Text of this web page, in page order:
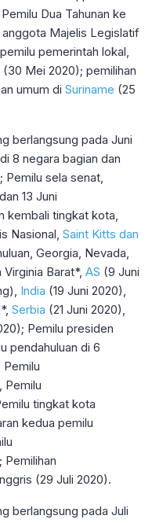
Dua Tahunan ke
Majelis Legislatif
pemerintah lokal,
(30 Mei 2020); pemilihan
umum di Suriname (25
berlangsung pada Juni
8 negara bagian dan
Pemilu sela senat,
13 Juni
kembali tingkat kota,
Nasional, Saint Kitts dan
Georgia, Nevada,
Barat*, AS (9 Juni
India (19 Juni 2020),
Serbia (21 Juni 2020),
Pemilu presiden
pendahuluan di 6
Pemilu
tingkat kota
kedua pemilu
Pemilihan
(29 Juli 2020).
berlangsung pada Juli